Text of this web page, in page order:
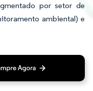
por setor de
ambiental) e